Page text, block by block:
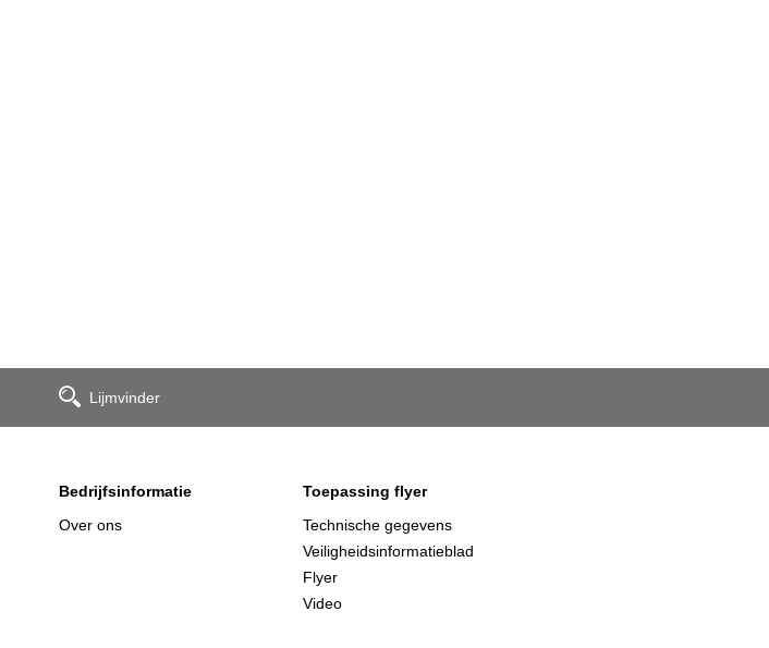
Lijmvinder
Bedrijfsinformatie
Over ons
Toepassing flyer
Technische gegevens
Veiligheidsinformatieblad
Flyer
Video